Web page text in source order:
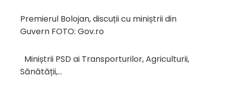
Premierul Bolojan, discuții cu miniștrii din
Guvern FOTO: Gov.ro
Miniștrii PSD ai Transporturilor, Agriculturii,
Sănătății,…